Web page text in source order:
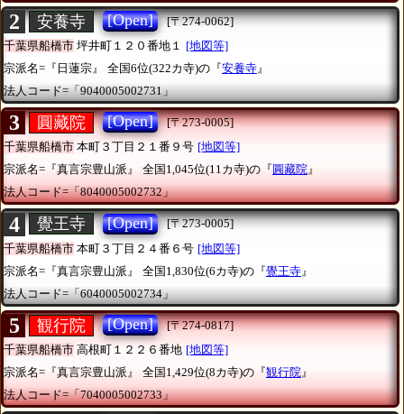
2 安養寺 [Open]
[〒274-0062]
千葉県船橋市 坪井町１２０番地１ [地図等]
宗派名=『日蓮宗』
全国6位(322カ寺)の『安養寺』
法人コード=「9040005002731」
3 圓藏院 [Open]
[〒273-0005]
千葉県船橋市 本町３丁目２１番９号 [地図等]
宗派名=『真言宗豊山派』
全国1,045位(11カ寺)の『 圓藏院』
法人コード=「8040005002732」
4 覺王寺 [Open]
[〒273-0005]
千葉県船橋市 本町３丁目２４番６号 [地図等]
宗派名=『真言宗豊山派』
全国1,830位(6カ寺)の『覺王寺 』
法人コード=「6040005002734」
5 観行院 [Open]
[〒274-0817]
千葉県船橋市 高根町１２２６番地 [地図等]
宗派名=『真言宗豊山派』
全国1,429位(8カ寺)の『観行院』
法人コード=「7040005002733」